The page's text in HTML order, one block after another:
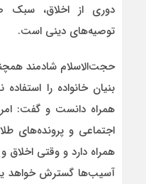
دوری از اخلاق،
توصیه‌های دینی است.
حجت‌الاسلام شادمند
بنیان خانواده را
اجتماعی و پرونده‌های
همراه دارد و وقتی اخلاق
آسیب‌ها گسترش خواهد